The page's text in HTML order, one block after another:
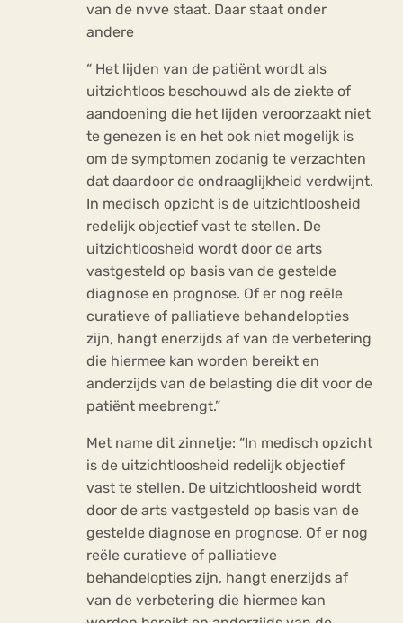
van de nvve staat. Daar staat onder
andere
“ Het lijden van de patiënt wordt als
uitzichtloos beschouwd als de ziekte of
aandoening die het lijden veroorzaakt niet
te genezen is en het ook niet mogelijk is
om de symptomen zodanig te verzachten
dat daardoor de ondraaglijkheid verdwijnt.
In medisch opzicht is de uitzichtloosheid
redelijk objectief vast te stellen. De
uitzichtloosheid wordt door de arts
vastgesteld op basis van de gestelde
diagnose en prognose. Of er nog reële
curatieve of palliatieve behandelopties
zijn, hangt enerzijds af van de verbetering
die hiermee kan worden bereikt en
anderzijds van de belasting die dit voor de
patiënt meebrengt.”
Met name dit zinnetje: “In medisch opzicht
is de uitzichtloosheid redelijk objectief
vast te stellen. De uitzichtloosheid wordt
door de arts vastgesteld op basis van de
gestelde diagnose en prognose. Of er nog
reële curatieve of palliatieve
behandelopties zijn, hangt enerzijds af
van de verbetering die hiermee kan